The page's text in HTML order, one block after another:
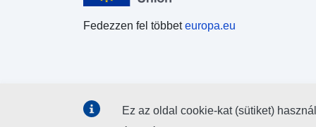
Fedezzen fel többeteuropa.eu
Ez az oldal cookie-kat (sütiket)